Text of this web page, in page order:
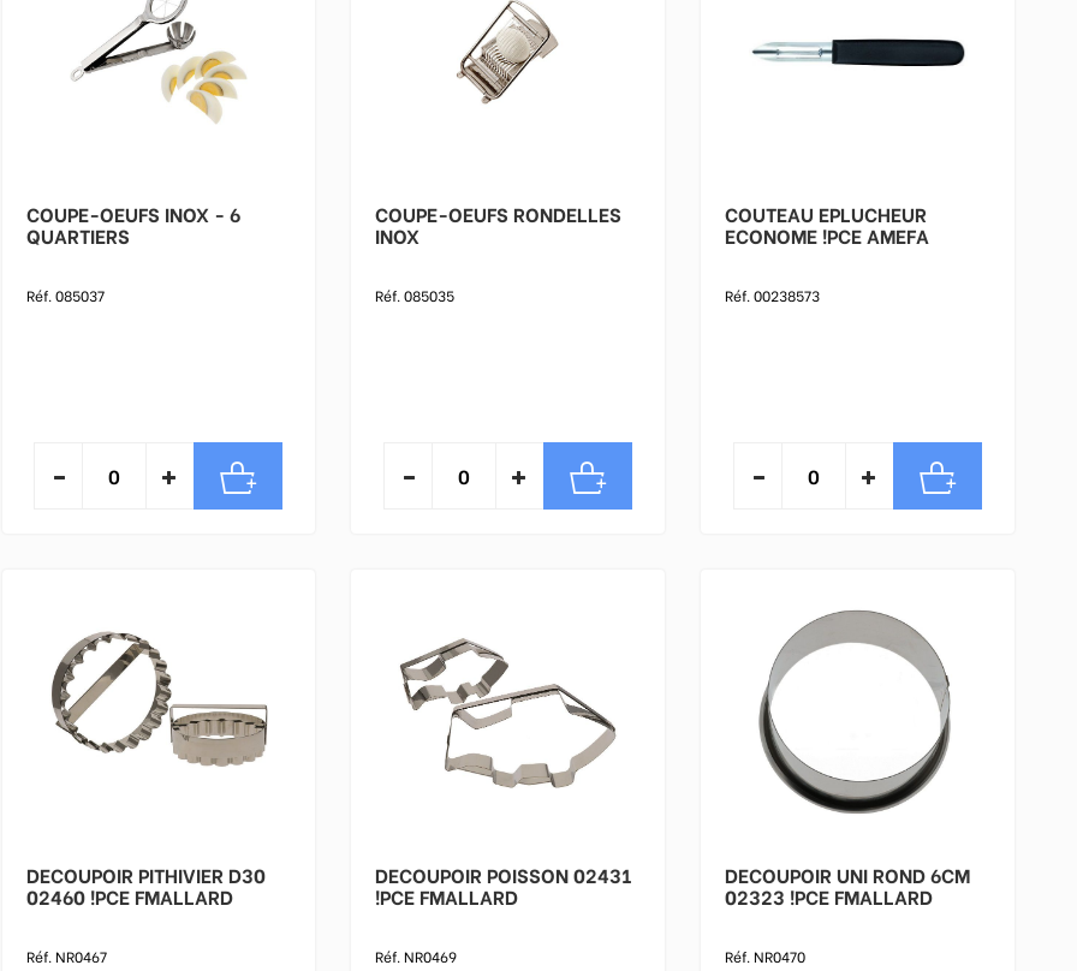
COUPE-OEUFS INOX - 6
QUARTIERS
Réf. 085037
COUPE-OEUFS RONDELLES
INOX
Réf. 085035
COUTEAU EPLUCHEUR
ECONOME !PCE AMEFA
Réf. 00238573
DECOUPOIR PITHIVIER D30
02460 !PCE FMALLARD
Réf. NR0467
DECOUPOIR POISSON 02431
!PCE FMALLARD
Réf. NR0469
DECOUPOIR UNI ROND 6CM
02323 !PCE FMALLARD
Réf. NR0470